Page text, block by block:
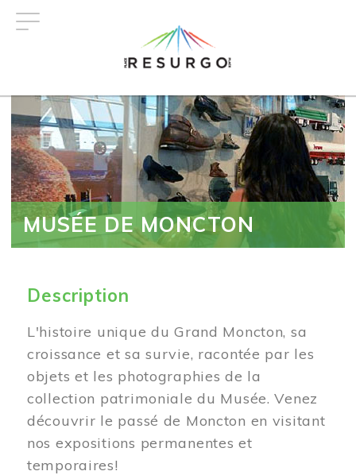
MUSÉE DE MONCTON
Description
L'histoire unique du Grand Moncton, sa
croissance et sa survie, racontée par les
objets et les photographies de la
collection patrimoniale du Musée. Venez
découvrir le passé de Moncton en visitant
nos expositions permanentes et
temporaires!